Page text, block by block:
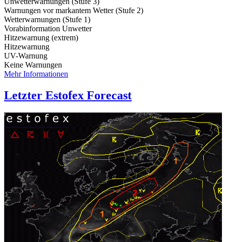
Warnungen vor markantem Wetter (Stufe 2)
Wetterwarnungen (Stufe 1)
Vorabinformation Unwetter
Hitzewarnung (extrem)
Hitzewarnung
UV-Warnung
Keine Warnungen
Mehr Informationen
Letzter Estofex Forecast